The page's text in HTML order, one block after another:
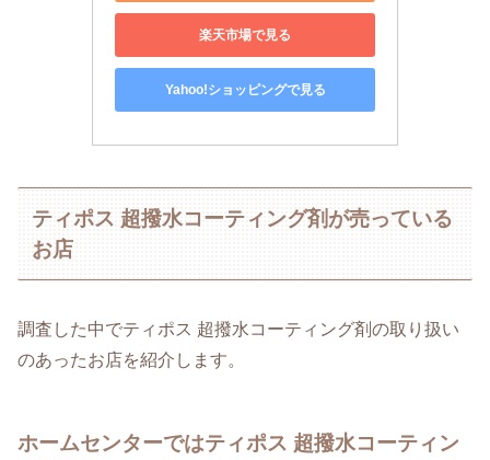
楽天市場で見る
Yahoo!ショッピングで見る
ティポス 超撥水コーティング剤が売っている
お店
調査した中でティポス 超撥水コーティング剤の取り扱い
のあったお店を紹介します。
ホームセンターではティポス 超撥水コーティン